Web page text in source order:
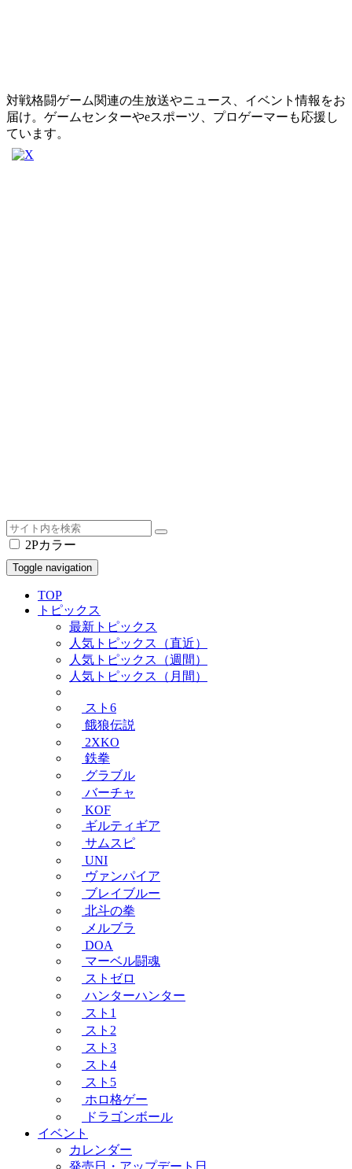
対戦格闘ゲーム関連の生放送やニュース、イベント情報をお
届け。ゲームセンターやeスポーツ、プロゲーマーも応援し
ています。
2Pカラー
Toggle navigation
TOP
トピックス
最新トピックス
人気トピックス（直近）
人気トピックス（週間）
人気トピックス（月間）
スト6
餓狼伝説
2XKO
鉄拳
グラブル
バーチャ
KOF
ギルティギア
サムスピ
UNI
ヴァンパイア
ブレイブルー
北斗の拳
メルブラ
DOA
マーベル闘魂
ストゼロ
ハンターハンター
スト1
スト2
スト3
スト4
スト5
ホロ格ゲー
ドラゴンボール
イベント
カレンダー
発売日・アップデート日